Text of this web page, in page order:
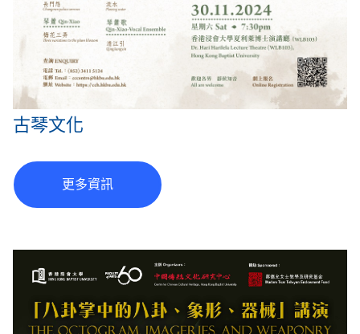
古琴文化
更多資訊